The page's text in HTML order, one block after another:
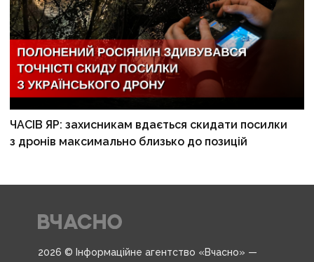
ЧАСІВ ЯР: захисникам вдається скидати посилки
з дронів максимально близько до позицій
2026 © Інформаційне агентство «Вчасно» —